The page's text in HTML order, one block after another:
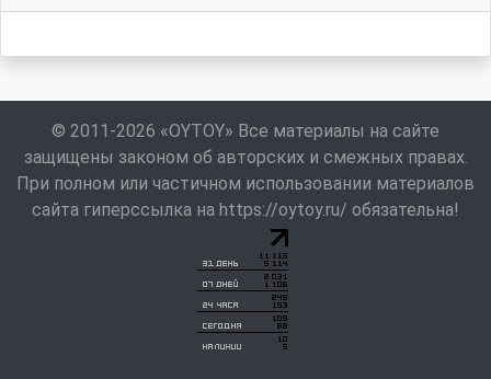
© 2011-2026 «OYTOY» Все материалы на сайте
защищены законом об авторских и смежных правах.
При полном или частичном использовании материалов
сайта гиперссылка на https://oytoy.ru/ обязательна!